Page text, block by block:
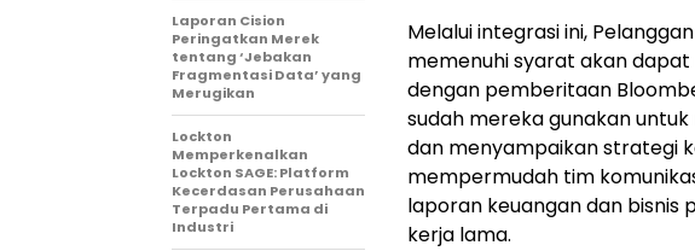
Melalui integrasi ini,
memenuhi syarat akan
dengan pemberitaan
sudah mereka gunakan
dan menyampaikan strategi
mempermudah tim
laporan keuangan dan bisnis
kerja lama.
Laporan Cision
Peringatkan Merek
tentang ‘Jebakan
Fragmentasi Data’ yang
Merugikan
Lockton
Memperkenalkan
Lockton SAGE: Platform
Kecerdasan Perusahaan
Terpadu Pertama di
Industri